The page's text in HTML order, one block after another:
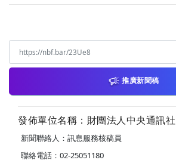
推廣新聞稿
發佈單位名稱：財團法人中央通訊社
新聞聯絡人：訊息服務核稿員
聯絡電話：02-25051180